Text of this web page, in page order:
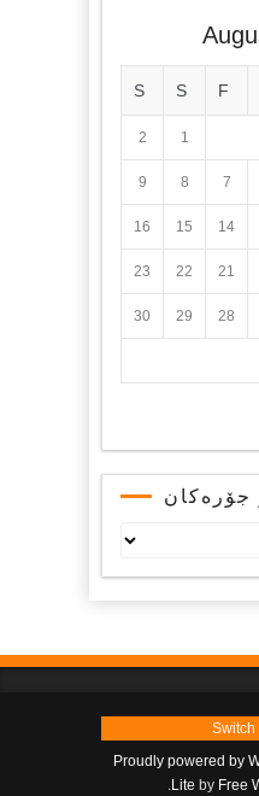
F
S
S
1
2
7
8
9
14
15
16
21
22
23
28
29
30
جۆرەکان
Switch
Proudly powered by
Lite by Free
.